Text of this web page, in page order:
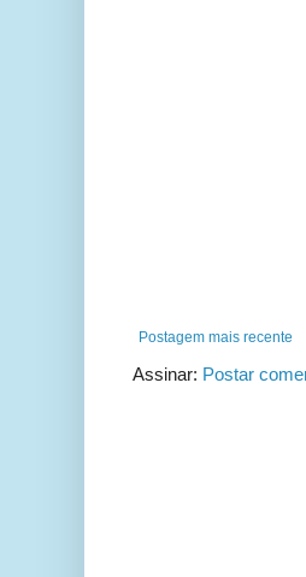
Postagem mais recente
Assinar: Postar